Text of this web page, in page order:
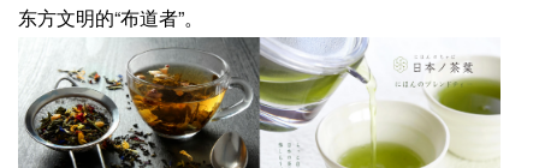
东方文明的“布道者”。